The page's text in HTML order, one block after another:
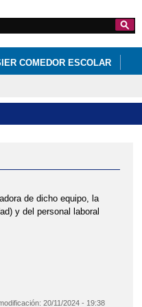
de
site
COMEDOR ESCOLAR
de dicho equipo, la
y del personal laboral
20/11/2024 - 19:38